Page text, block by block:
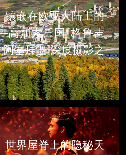
镶嵌在欧亚大陆上的
高加索三国[格鲁吉
塞拜疆]深度摄影之
世界屋脊上的隐秘天